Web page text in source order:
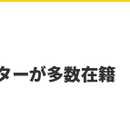
ーが多数在籍